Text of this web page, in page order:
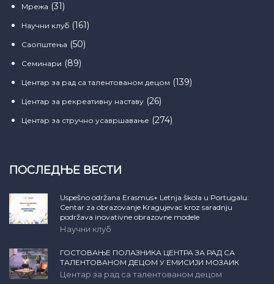
Мрежа (31)
Научни клуб (161)
Саопштења (50)
Семинари (89)
Центар за рад са талентованом децом (139)
Центар за рекреативну наставу (26)
Центар за стручно усавршавање (274)
ПОСЛЕДЊЕ ВЕСТИ
Uspešno održana Erasmus+ Letnja škola u Portugalu:
Centar za obrazovanje Kragujevac kroz saradnju
podržava inovativne obrazovne modele
Научни клуб
ГОСТОВАЊЕ ПОЛАЗНИКА ЦЕНТРА ЗА РАД СА
ТАЛЕНТОВАНОМ ДЕЦОМ У ЕМИСИЈИ МОЗАИК
Центар за рад са талентованом децом